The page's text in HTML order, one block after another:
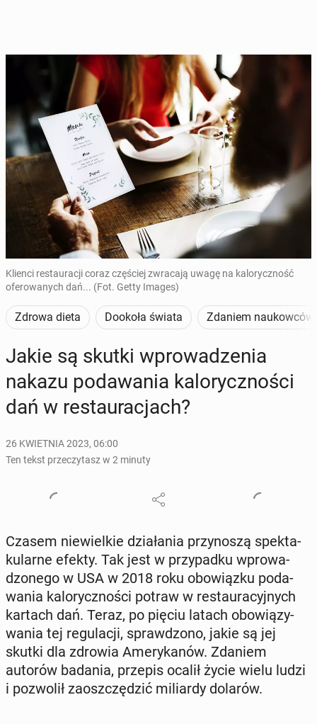
Klienci restauracji coraz częściej zwracają uwagę na kaloryczność
oferowanych dań... (Fot. Getty Images)
Zdrowa dieta Dookoła świata Zdaniem naukowców
Jakie są skutki wpro­wa­dze­nia
nakazu po­da­wa­nia ka­lo­rycz­no­ści
dań w re­stau­ra­cjach?
26 KWIETNIA 2023, 06:00
Ten tekst przeczytasz w 2 minuty
Czasem nie­wiel­kie dzia­ła­nia przy­no­szą spek­ta­
ku­lar­ne efekty. Tak jest w przy­pad­ku wpro­wa­
dzo­ne­go w USA w 2018 roku obo­wiąz­ku po­da­
wa­nia ka­lo­rycz­no­ści potraw w re­stau­ra­cyj­nych
kartach dań. Teraz, po pięciu latach obo­wią­zy­
wa­nia tej re­gu­la­cji, spraw­dzo­no, jakie są jej
skutki dla zdrowia Ame­ry­ka­nów. Zdaniem
autorów badania, przepis ocalił życie wielu ludzi
i po­zwo­lił za­osz­czę­dzić mi­liar­dy dolarów.